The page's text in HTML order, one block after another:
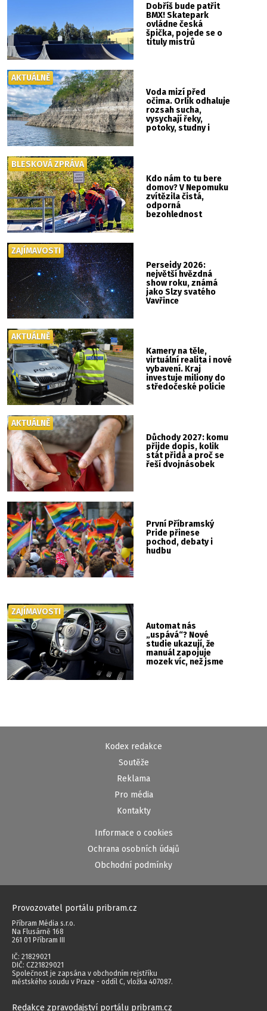
Dobříš bude patřit
BMX! Skatepark
ovládne česká
špička, pojede se o
tituly mistrů
Voda mizí před
očima. Orlík odhaluje
rozsah sucha,
vysychají řeky,
potoky, studny i
AKTUÁLNĚ
Kdo nám to tu bere
domov? V Nepomuku
zvítězila čistá,
odporná
bezohlednost
BLESKOVÁ ZPRÁVA
Perseidy 2026:
největší hvězdná
show roku, známá
jako Slzy svatého
Vavřince
ZAJÍMAVOSTI
Kamery na těle,
virtuální realita i nové
vybavení. Kraj
investuje miliony do
středočeské policie
AKTUÁLNĚ
Důchody 2027: komu
přijde dopis, kolik
stát přidá a proč se
řeší dvojnásobek
AKTUÁLNĚ
První Příbramský
Pride přinese
pochod, debaty i
hudbu
Automat nás
„uspává“? Nové
studie ukazují, že
manuál zapojuje
mozek víc, než jsme
ZAJÍMAVOSTI
Kodex redakce
Soutěže
Reklama
Pro média
Kontakty
Informace o cookies
Ochrana osobních údajů
Obchodní podmínky
Provozovatel portálu pribram.cz
Příbram Média s.r.o.
Na Flusárně 168
261 01 Příbram III
IČ: 21829021
DIČ: CZ21829021
Společnost je zapsána v obchodním rejstříku
městského soudu v Praze - oddíl C, vložka 407087.
Redakce zpravodajství portálu pribram.cz